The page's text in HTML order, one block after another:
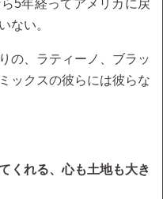
5年経ってアメリカに戻
ない。
の、ラティーノ、ブラッ
ックスの彼らには彼らな
くれる、心も土地も大き